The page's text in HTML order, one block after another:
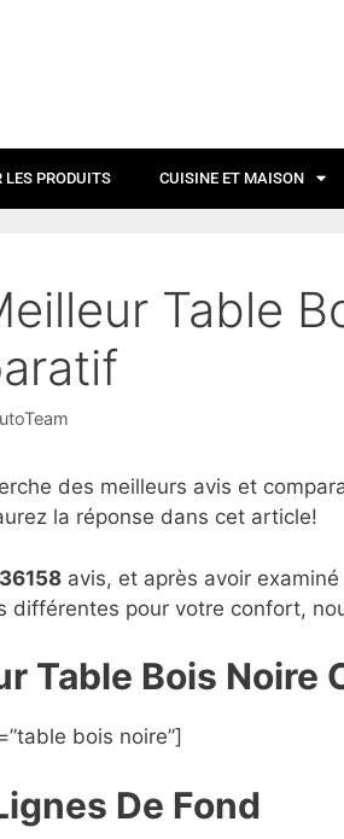
LES PRODUITS CUISINE ET MAISON
Table
des meilleurs avis et
la réponse dans cet article!
36158 avis, et après avoir
différentes pour votre confort,
Table Bois Noire
bois noire”]
De Fond